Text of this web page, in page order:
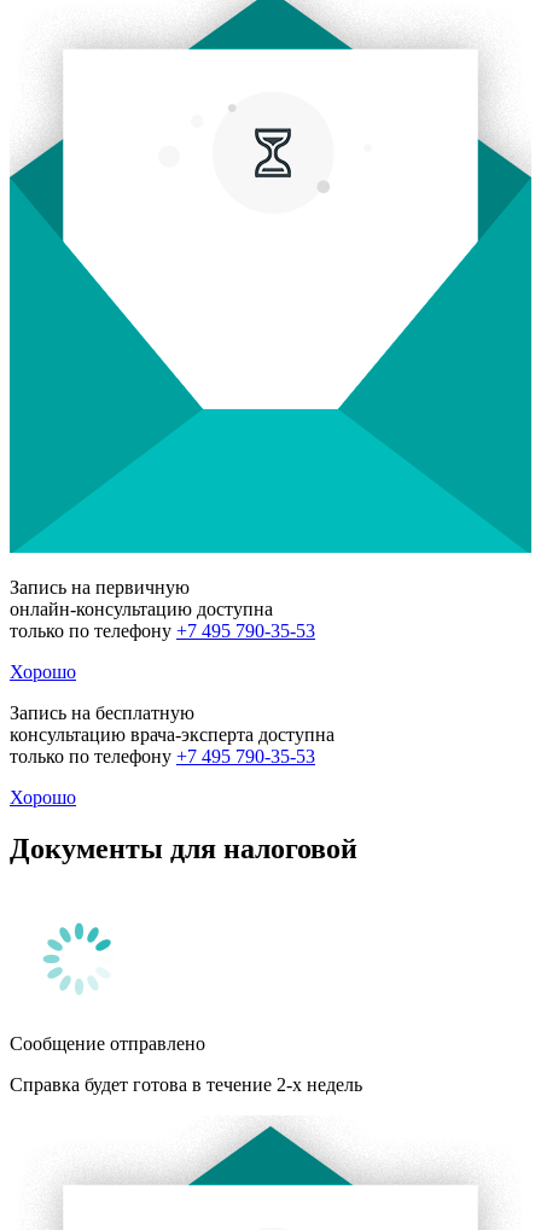
Запись на первичную
онлайн-консультацию доступна
только по телефону +7 495 790-35-53
Хорошо
Запись на бесплатную
консультацию врача-эксперта доступна
только по телефону +7 495 790-35-53
Хорошо
Документы для налоговой
Сообщение отправлено
Справка будет готова в течение 2-х недель